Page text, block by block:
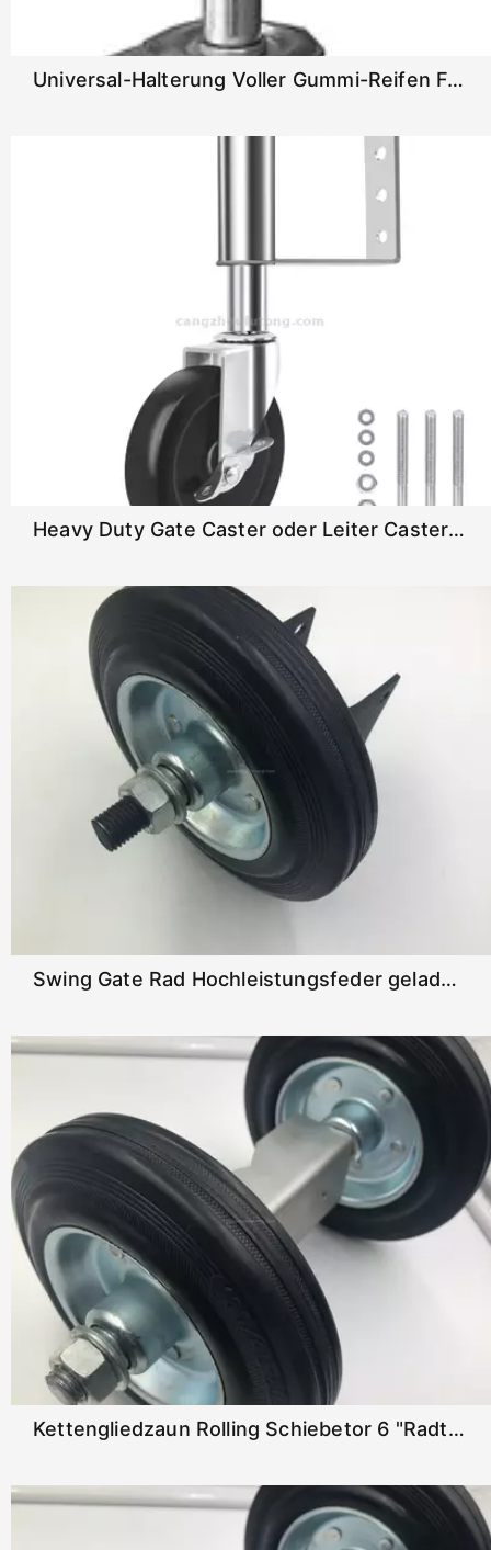
Universal-Halterung Voller Gummi-Reifen Federbelastetes Tor Caster
Heavy Duty Gate Caster oder Leiter Caster Spring mit 4 "Rad geladen
Swing Gate Rad Hochleistungsfeder geladen Gate Caster für Vinyltore
Kettengliedzaun Rolling Schiebetor 6 "Radträger Caster